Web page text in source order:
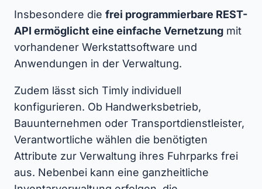
Insbesondere die frei programmierbare REST-
API ermöglicht eine einfache Vernetzung mit
vorhandener Werkstattsoftware und
Anwendungen in der Verwaltung.
Zudem lässt sich Timly individuell
konfigurieren. Ob Handwerksbetrieb,
Bauunternehmen oder Transportdienstleister,
Verantwortliche wählen die benötigten
Attribute zur Verwaltung ihres Fuhrparks frei
aus. Nebenbei kann eine ganzheitliche